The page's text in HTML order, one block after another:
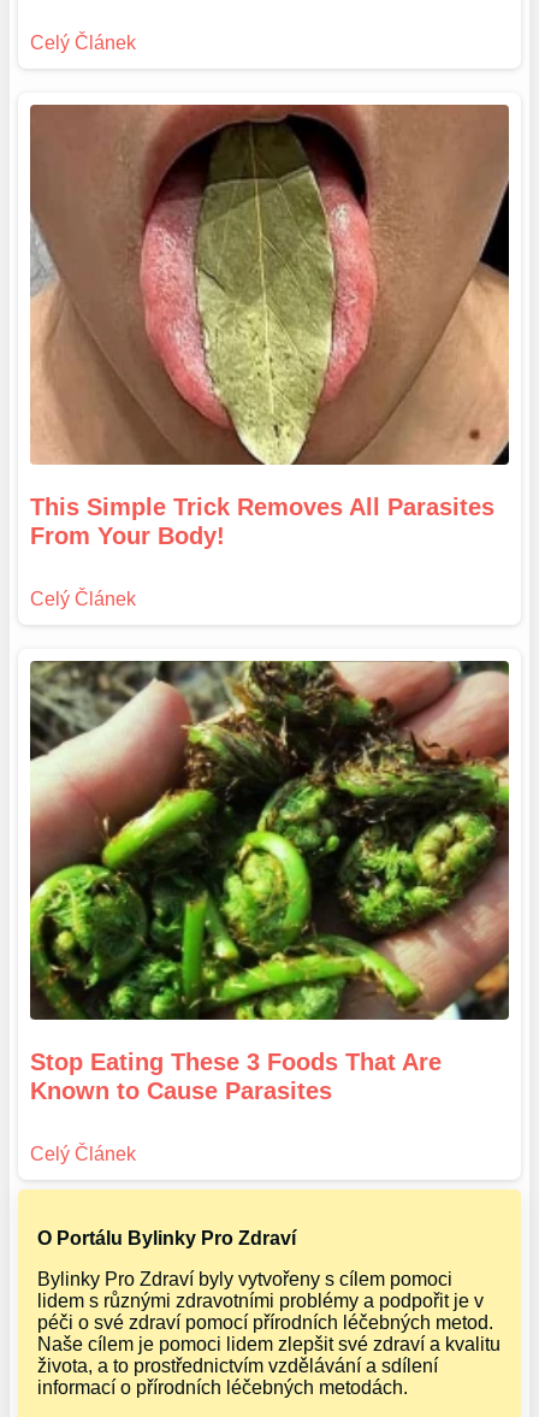
This Simple Trick Removes All Parasites
From Your Body!
Stop Eating These 3 Foods That Are
Known to Cause Parasites
O Portálu Bylinky Pro Zdraví
Bylinky Pro Zdraví byly vytvořeny s cílem pomoci
lidem s různými zdravotními problémy a podpořit je v
péči o své zdraví pomocí přírodních léčebných metod.
Naše cílem je pomoci lidem zlepšit své zdraví a kvalitu
života, a to prostřednictvím vzdělávání a sdílení
informací o přírodních léčebných metodách.